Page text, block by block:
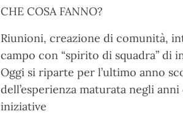
CHE COSA FANNO?
Riunioni, creazione di comunità,
campo con “spirito di squadra” di
Oggi si riparte per l’ultimo anno
dell’esperienza maturata negli
iniziative